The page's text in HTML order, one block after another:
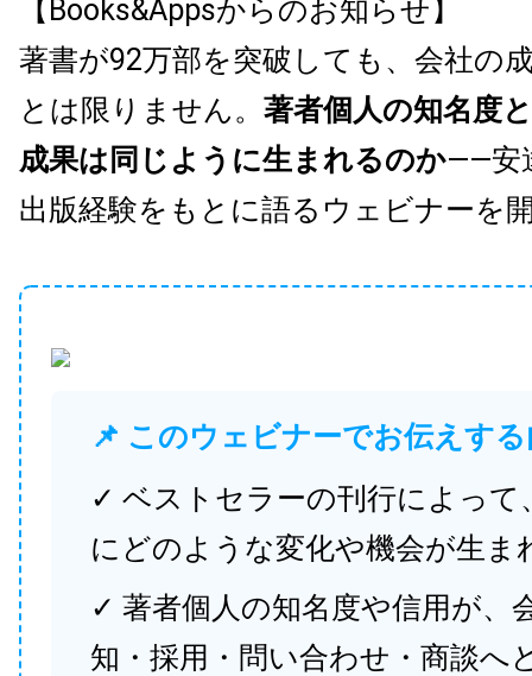
【Books&Appsからのお知らせ】
著書が92万部を突破しても、会社の
とは限りません。 著者個人の知名度
成果は同じように生まれるのか——安
出版経験をもとに語るウェビナーを
📌 このウェビナーでお伝えす
✓ ベストセラーの刊行によって
にどのような変化や機会が生ま
✓ 著者個人の知名度や信用が、
知・採用・問い合わせ・商談へ